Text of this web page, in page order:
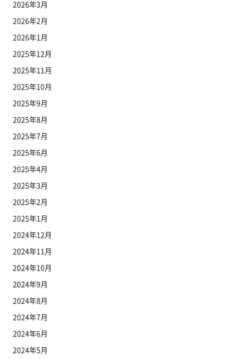
2026年3月
2026年2月
2026年1月
2025年12月
2025年11月
2025年10月
2025年9月
2025年8月
2025年7月
2025年6月
2025年4月
2025年3月
2025年2月
2025年1月
2024年12月
2024年11月
2024年10月
2024年9月
2024年8月
2024年7月
2024年6月
2024年5月